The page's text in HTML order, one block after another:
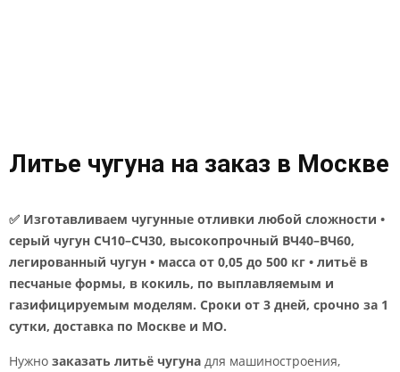
Литье чугуна на заказ в Москве
✅ Изготавливаем чугунные отливки любой сложности •
серый чугун СЧ10–СЧ30, высокопрочный ВЧ40–ВЧ60,
легированный чугун • масса от 0,05 до 500 кг • литьё в
песчаные формы, в кокиль, по выплавляемым и
газифицируемым моделям. Сроки от 3 дней, срочно за 1
сутки, доставка по Москве и МО.
Нужно заказать литьё чугуна для машиностроения,